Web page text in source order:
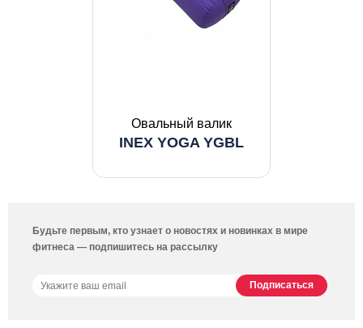
Овальный валик
INEX YOGA YGBL
Будьте первым, кто узнает о новостях и новинках в мире
фитнеса — подпишитесь на рассылку